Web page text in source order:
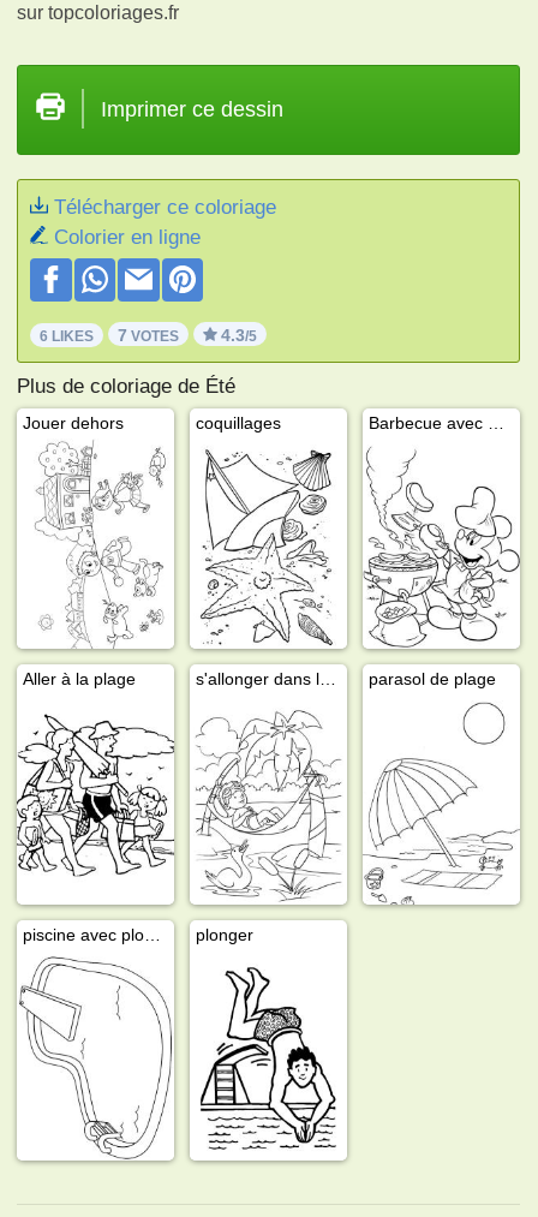
sur topcoloriages.fr
Imprimer ce dessin
Télécharger ce coloriage
Colorier en ligne
6 LIKES 7 VOTES 4.3/5
Plus de coloriage de Été
Jouer dehors coquillages
Aller à la plage parasol de plage
plonger